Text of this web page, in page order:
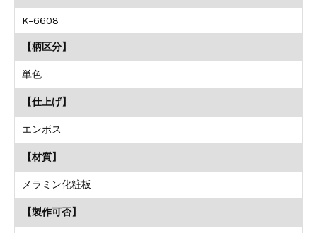
K-6608
【柄区分】
単色
【仕上げ】
エンボス
【材質】
メラミン化粧板
【製作可否】